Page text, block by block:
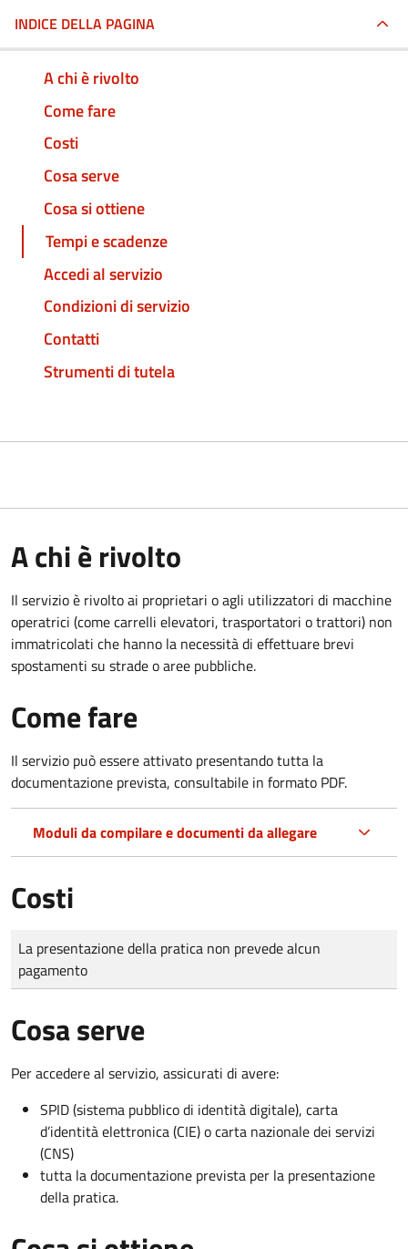
INDICE DELLA PAGINA
A chi è rivolto
Come fare
Costi
Cosa serve
Cosa si ottiene
Tempi e scadenze
Accedi al servizio
Condizioni di servizio
Contatti
Strumenti di tutela
A chi è rivolto
Il servizio è rivolto ai proprietari o agli utilizzatori di macchine
operatrici (come carrelli elevatori, trasportatori o trattori) non
immatricolati che hanno la necessità di effettuare brevi
spostamenti su strade o aree pubbliche.
Come fare
Il servizio può essere attivato presentando tutta la
documentazione prevista, consultabile in formato PDF.
Moduli da compilare e documenti da allegare
Costi
Tipo di pagamento
Importo
La presentazione della pratica non prevede alcun
pagamento
Cosa serve
Per accedere al servizio, assicurati di avere:
SPID (sistema pubblico di identità digitale), carta
d’identità elettronica (CIE) o carta nazionale dei servizi
(CNS)
tutta la documentazione prevista per la presentazione
della pratica.